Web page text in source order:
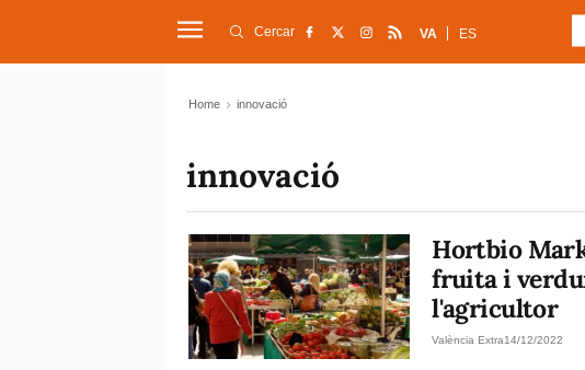
Cercar VA ES
Home innovació
innovació
Hortbio
fruita i
l'agricultor
València Extra14/12/2022